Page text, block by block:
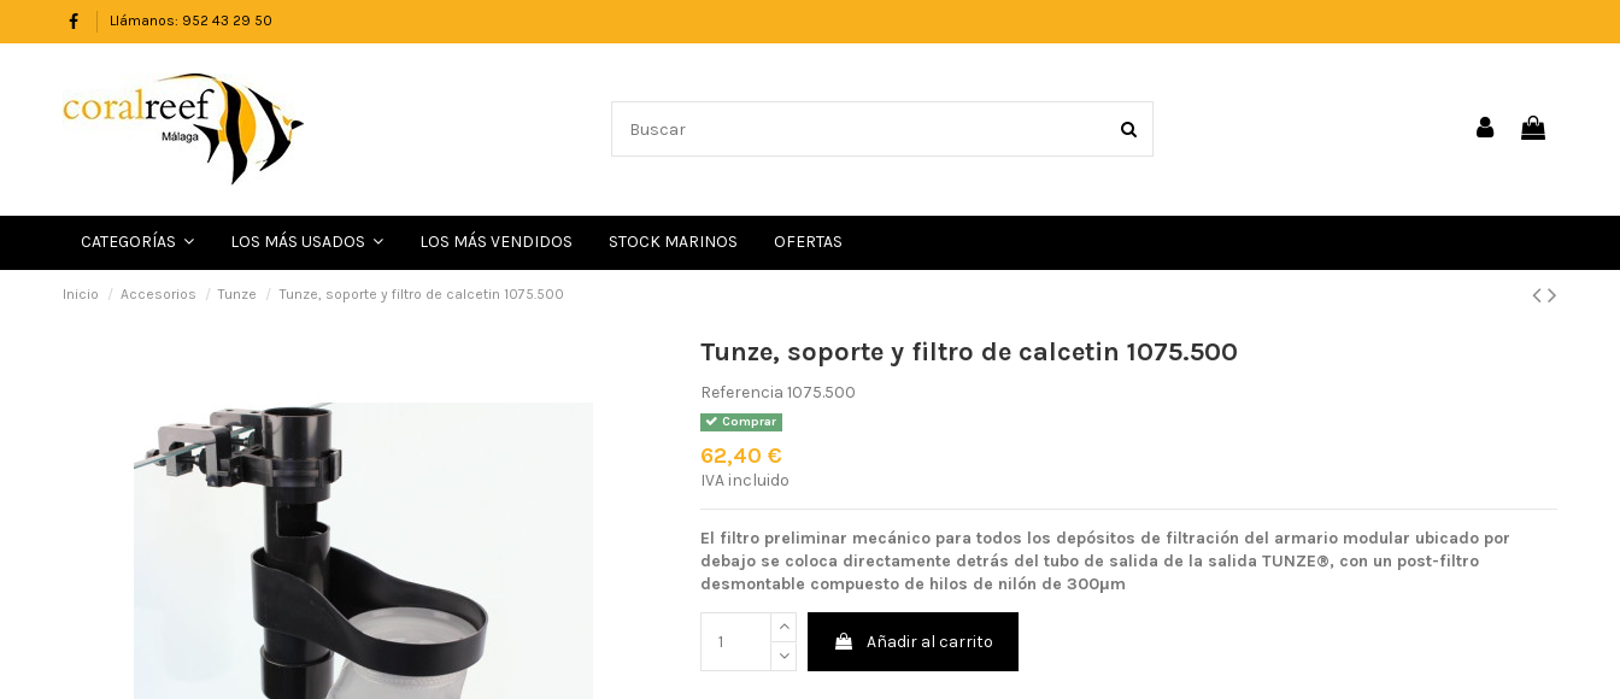
Llámanos: 952 43 29 50
CATEGORÍAS LOS MÁS USADOS LOS MÁS VENDIDOS STOCK MARINOS OFERTAS
Inicio Accesorios Tunze Tunze, soporte y filtro de calcetin 1075.500
Tunze, soporte y filtro de calcetin 1075.500
Referencia 1075.500
Comprar
62,40 €
IVA incluido
El filtro preliminar mecánico para todos los depósitos de filtración del armario modular ubicado por
debajo se coloca directamente detrás del tubo de salida de la salida TUNZE®, con un post-filtro
desmontable compuesto de hilos de nilón de 300μm
Añadir al carrito